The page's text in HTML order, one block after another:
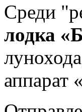
Среди
лодка
аппарат